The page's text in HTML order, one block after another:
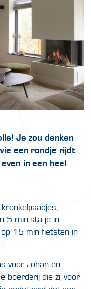
Je zou denken
een rondje rijdt
in een heel
5 min sta je in
op 15 min fietsten in
voor Johan en
boerderij die zij voor